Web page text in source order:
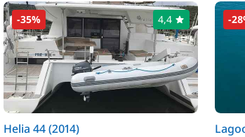
-35% 4,4
Helia 44 (2014)
-